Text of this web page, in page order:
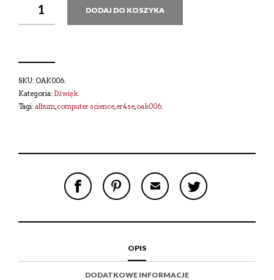
DODAJ DO KOSZYKA
SKU: OAK006.
Kategoria: Dźwięk.
Tagi: album,computer science,er4se,oak006.
S
H
O
B
P
I
T
E
E
M
A
D
T
OPIS
DODATKOWE INFORMACJE